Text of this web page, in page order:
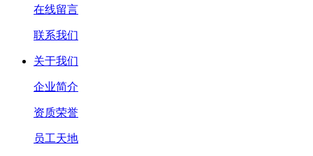
在线留言
联系我们
关于我们
企业简介
资质荣誉
员工天地